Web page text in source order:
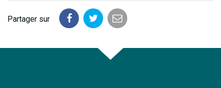
Partager sur
Partager
Facebook
Partager
Twitter
Partager
email